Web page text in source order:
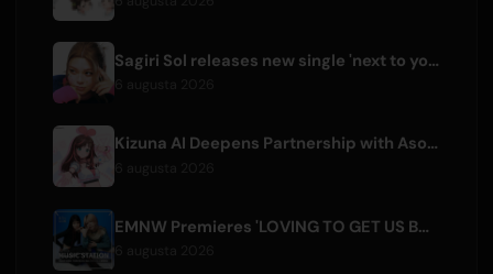
Sagiri Sol releases new single 'next to your love' after hiatus
Kizuna AI Deepens Partnership with Asobisystem Ahead of 10th Anniversary World Tour
EMNW Premieres 'LOVING TO GET US BY' Music Video on August 7